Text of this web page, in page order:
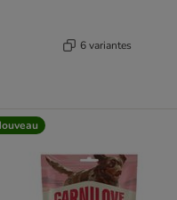
6 variantes